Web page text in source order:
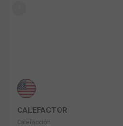
CALEFACTOR
Calefacción